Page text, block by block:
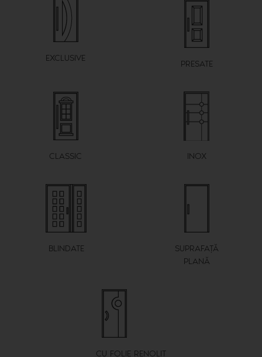
EXCLUSIVE
PRESATE
CLASSIC ΙΝΟΧ
BLINDATE
SUPRAFAȚĂ
PLANĂ
CU FOLIE RENOLIT